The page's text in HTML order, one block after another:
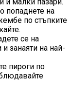
попаднете на
по стъпките
се на
занаяти на най-
пироги по